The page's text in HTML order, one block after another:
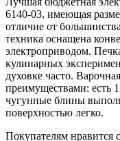
6140-03, имеющая
отличие от
техника оснащена
электроприводом.
кулинарных
духовке часто.
преимуществами: есть
чугунные блины
поверхностью легко.
Покупателям нравится